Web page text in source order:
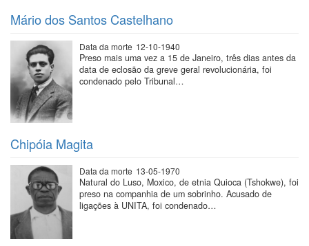
Mário dos Santos Castelhano
Data da morte 12-10-1940
Preso mais uma vez a 15 de Janeiro, três dias antes da
data de eclosão da greve geral revolucionária, foi
condenado pelo Tribunal…
Chipóia Magita
Data da morte 13-05-1970
Natural do Luso, Moxico, de etnia Quioca (Tshokwe), foi
preso na companhia de um sobrinho. Acusado de
ligações à UNITA, foi condenado…